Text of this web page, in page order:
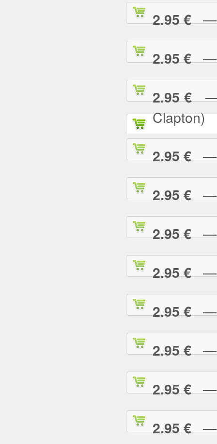
2.95 €—
2.95 €—
2.95 €—
Clapton)
2.95 €—
2.95 €—
2.95 €—
2.95 €—
2.95 €—
2.95 €—
2.95 €—
2.95 €—